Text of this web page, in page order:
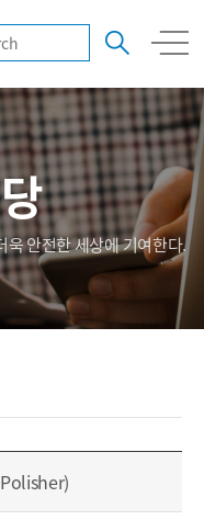
욱 안전한 세상에 기여한다.